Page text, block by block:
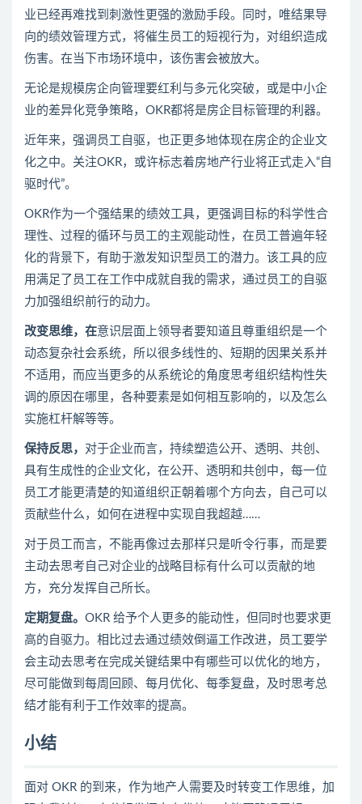
业已经再难找到刺激性更强的激励手段。同时，唯结果导
向的绩效管理方式，将催生员工的短视行为，对组织造成
伤害。在当下市场环境中，该伤害会被放大。
无论是规模房企向管理要红利与多元化突破，或是中小企
业的差异化竞争策略，OKR都将是房企目标管理的利器。
近年来，强调员工自驱，也正更多地体现在房企的企业文
化之中。关注OKR，或许标志着房地产行业将正式走入“自
驱时代”。
OKR作为一个强结果的绩效工具，更强调目标的科学性合
理性、过程的循环与员工的主观能动性，在员工普遍年轻
化的背景下，有助于激发知识型员工的潜力。该工具的应
用满足了员工在工作中成就自我的需求，通过员工的自驱
力加强组织前行的动力。
改变思维，在意识层面上领导者要知道且尊重组织是一个
动态复杂社会系统，所以很多线性的、短期的因果关系并
不适用，而应当更多的从系统论的角度思考组织结构性失
调的原因在哪里，各种要素是如何相互影响的，以及怎么
实施杠杆解等等。
保持反思， 对于企业而言，持续塑造公开、透明、共创、
具有生成性的企业文化，在公开、透明和共创中，每一位
员工才能更清楚的知道组织正朝着哪个方向去，自己可以
贡献些什么，如何在进程中实现自我超越……
对于员工而言，不能再像过去那样只是听令行事，而是要
主动去思考自己对企业的战略目标有什么可以贡献的地
方，充分发挥自己所长。
定期复盘。 OKR 给予个人更多的能动性，但同时也要求更
高的自驱力。相比过去通过绩效倒逼工作改进，员工要学
会主动去思考在完成关键结果中有哪些可以优化的地方，
尽可能做到每周回顾、每月优化、每季复盘，及时思考总
结才能有利于工作效率的提高。
小结
面对 OKR 的到来，作为地产人需要及时转变工作思维，加